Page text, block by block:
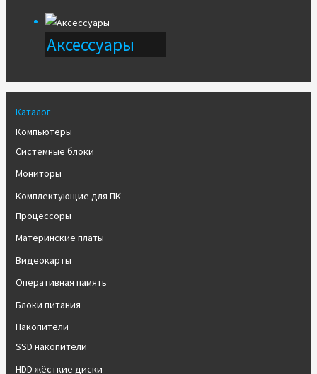
Каталог
Компьютеры
Системные блоки
Мониторы
Комплектующие для ПК
Процессоры
Материнские платы
Видеокарты
Оперативная память
Блоки питания
Накопители
SSD накопители
HDD жёсткие диски
Аксессуары